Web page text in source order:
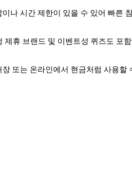
나 시간 제한이 있을 수 있어 빠
휴 브랜드 및 이벤트성 퀴즈도
또는 온라인에서 현금처럼 사용